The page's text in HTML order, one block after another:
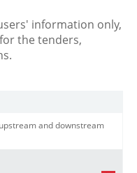
information only,
for the tenders,
and downstream